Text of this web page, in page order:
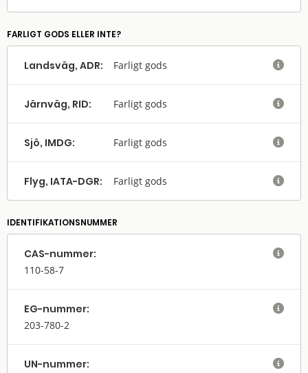
FARLIGT GODS ELLER INTE?
Landsväg, ADR: Farligt gods 
Järnväg, RID: Farligt gods 
Sjö, IMDG: Farligt gods 
Flyg, IATA-DGR: Farligt gods 
IDENTIFIKATIONSNUMMER
CAS-nummer:
110-58-7

EG-nummer:
203-780-2

UN-nummer: 